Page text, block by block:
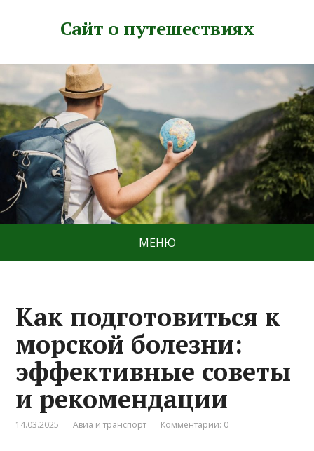
Сайт о путешествиях
МЕНЮ
Как подготовиться к
морской болезни:
эффективные советы
и рекомендации
14.03.2025 Авиа и транспорт Комментарии: 0